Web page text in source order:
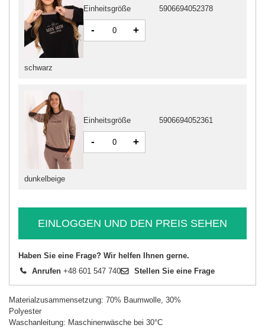
schwarz
Einheitsgröße 5906694052378
- +
dunkelbeige
Einheitsgröße 5906694052361
- +
EINLOGGEN UND DEN PREIS SEHEN
Haben Sie eine Frage? Wir helfen Ihnen gerne.
Anrufen +48 601 547 740 Stellen Sie eine Frage
Materialzusammensetzung: 70% Baumwolle, 30%
Polyester
Waschanleitung: Maschinenwäsche bei 30°C